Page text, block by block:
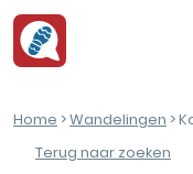
Home >Wandelingen >
Terug naar zoeken